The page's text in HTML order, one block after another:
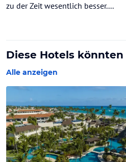
zu der Zeit wesentlich besser....